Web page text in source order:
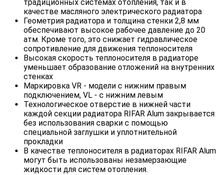
традиционных системах отопления, так и в
качестве масляного электрического радиатора
Геометрия радиатора и толщина стенки 2,8 мм
обеспечивают высокое рабочее давление до 20
атм. Кроме того, это снижает гидравлическое
сопротивление для движения теплоносителя
Высокая скорость теплоносителя в радиаторе
уменьшает образование отложений на внутренних
стенках
Маркировка VR - модели с нижним правым
подключением, VL - с нижним левым
Технологическое отверстие в нижней части
каждой секции радиатора RIFAR Alum закрывается
без использования сварки с помощью
специальной заглушки и уплотнительной
прокладки
В качестве теплоносителя в радиаторах RIFAR Alum
могут быть использованы незамерзающие
жидкости для систем отопления.